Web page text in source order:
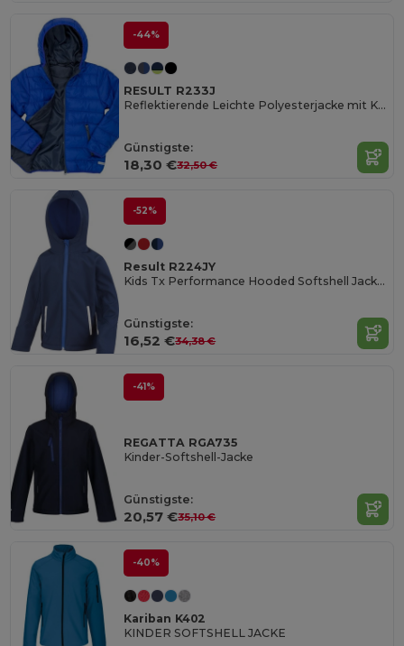
-44%
RESULT R233J
Reflektierende Leichte Polyesterjacke mit Kapuze
Günstigste:
18,30 €32,50 €
-52%
Result R224JY
Kids Tx Performance Hooded Softshell Jacket
Günstigste:
16,52 €34,38 €
-41%
REGATTA RGA735
Kinder-Softshell-Jacke
Günstigste:
20,57 €35,10 €
-40%
Kariban K402
KINDER SOFTSHELL JACKE